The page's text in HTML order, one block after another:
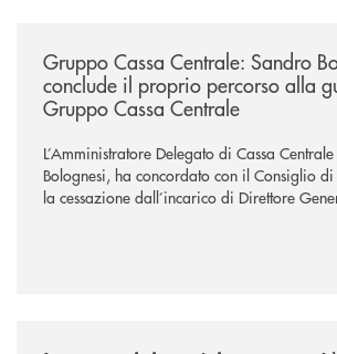
Gruppo Cassa Centrale: Sandro
conclude il proprio percorso alla
Gruppo Cassa Centrale
L’Amministratore Delegato di Cassa
Bolognesi, ha concordato con il Consiglio
la cessazione dall’incarico di Direttore
Il Gruppo, sotto la guida